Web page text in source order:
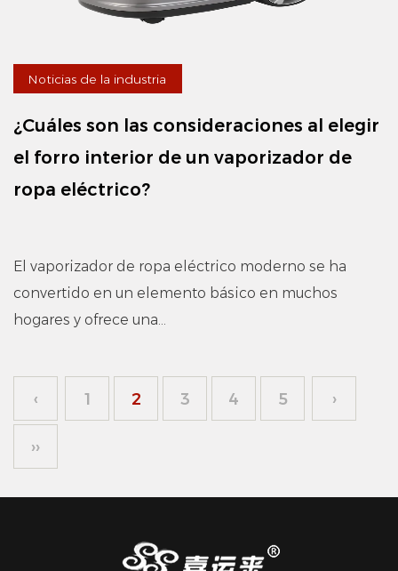
Noticias de la industria
¿Cuáles son las consideraciones al elegir
el forro interior de un vaporizador de
ropa eléctrico?
El vaporizador de ropa eléctrico moderno se ha
convertido en un elemento básico en muchos
hogares y ofrece una...
‹ 1 2 3 4 5 ›
››